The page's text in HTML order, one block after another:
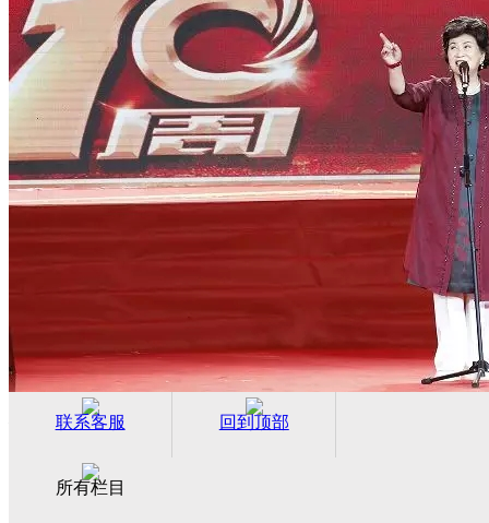
刘兰芳老师即兴献艺——为金科伟业十周年送上最厚重的祝福
联系客服 回到顶部
所有栏目